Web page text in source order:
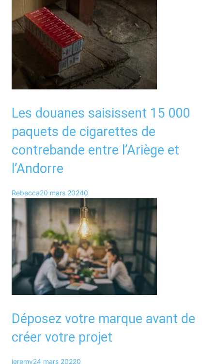
Les douanes saisissent 15 000
paquets de cigarettes de
contrebande entre l’Ariège et
l’Andorre
Rebecca20 mars 20240
Déposez votre marque avant de
créer votre projet
jeremy24 mars 20220